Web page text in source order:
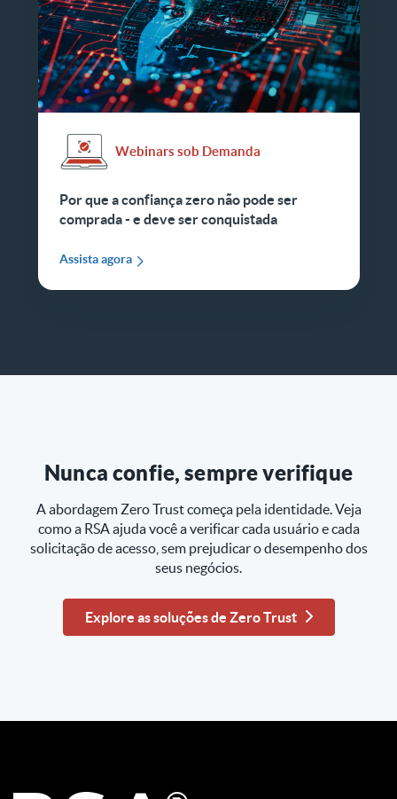
Webinars sob Demanda
Por que a confiança zero não pode ser
comprada - e deve ser conquistada
Assista agora
Nunca confie, sempre verifique
A abordagem Zero Trust começa pela identidade. Veja
como a RSA ajuda você a verificar cada usuário e cada
solicitação de acesso, sem prejudicar o desempenho dos
seus negócios.
Explore as soluções de Zero Trust